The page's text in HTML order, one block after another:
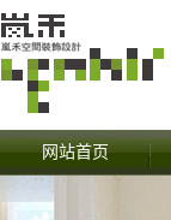
网站首页